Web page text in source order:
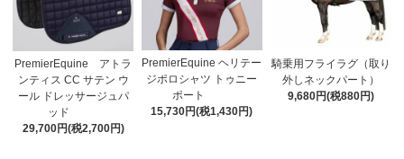
PremierEquine アトラ
ンティス CC サテン ウ
ール ドレッサージュパ
ッド
29,700円(税2,700円)
PremierEquine ヘリテー
ジポロシャツ トゥニー
ポート
15,730円(税1,430円)
騎乗用フライラグ（取り
外しネックパート）
9,680円(税880円)